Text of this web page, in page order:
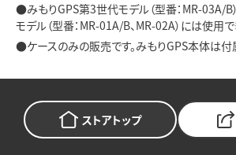
●みもりGPS第3世代モデル（型番：MR-03A/B
モデル（型番：MR-01A/B、MR-02A）には使用で
●ケースのみの販売です。みもりGPS本体は付
ストアトップ